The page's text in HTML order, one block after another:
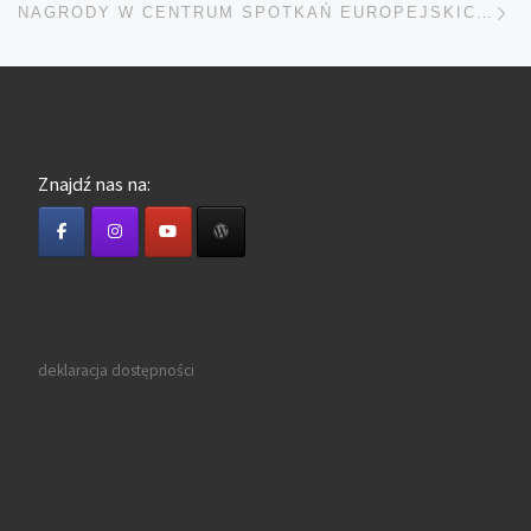
NAGRODY W CENTRUM SPOTKAŃ EUROPEJSKICH W ELBLĄGU
Znajdź nas na:
deklaracja dostępności